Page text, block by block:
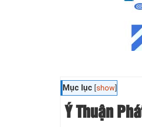
Mục lục [show
Ý Thuận